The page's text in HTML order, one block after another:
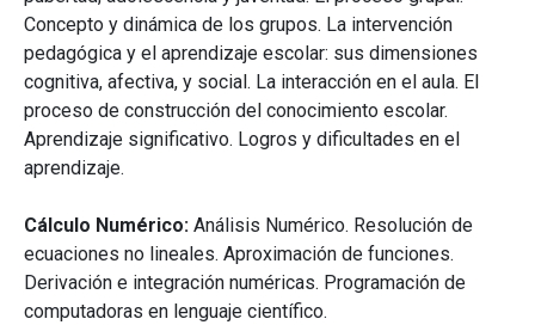
Concepto y dinámica de los grupos. La intervención
pedagógica y el aprendizaje escolar: sus dimensiones
cognitiva, afectiva, y social. La interacción en el aula. El
proceso de construcción del conocimiento escolar.
Aprendizaje significativo. Logros y dificultades en el
aprendizaje.
Cálculo Numérico: Análisis Numérico. Resolución de
ecuaciones no lineales. Aproximación de funciones.
Derivación e integración numéricas. Programación de
computadoras en lenguaje científico.